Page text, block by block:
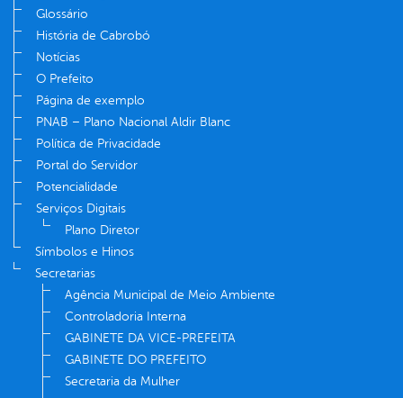
Glossário
História de Cabrobó
Notícias
O Prefeito
Página de exemplo
PNAB – Plano Nacional Aldir Blanc
Política de Privacidade
Portal do Servidor
Potencialidade
Serviços Digitais
Plano Diretor
Símbolos e Hinos
Secretarias
Agência Municipal de Meio Ambiente
Controladoria Interna
GABINETE DA VICE-PREFEITA
GABINETE DO PREFEITO
Secretaria da Mulher